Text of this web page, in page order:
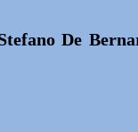
De